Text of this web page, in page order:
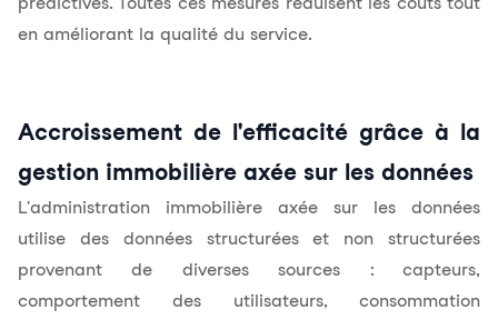
en améliorant la qualité du service.
Accroissement de l'efficacité grâce à la
gestion immobilière axée sur les données
L'administration immobilière axée sur les données
utilise des données structurées et non structurées
provenant de diverses sources : capteurs,
comportement des utilisateurs, consommation